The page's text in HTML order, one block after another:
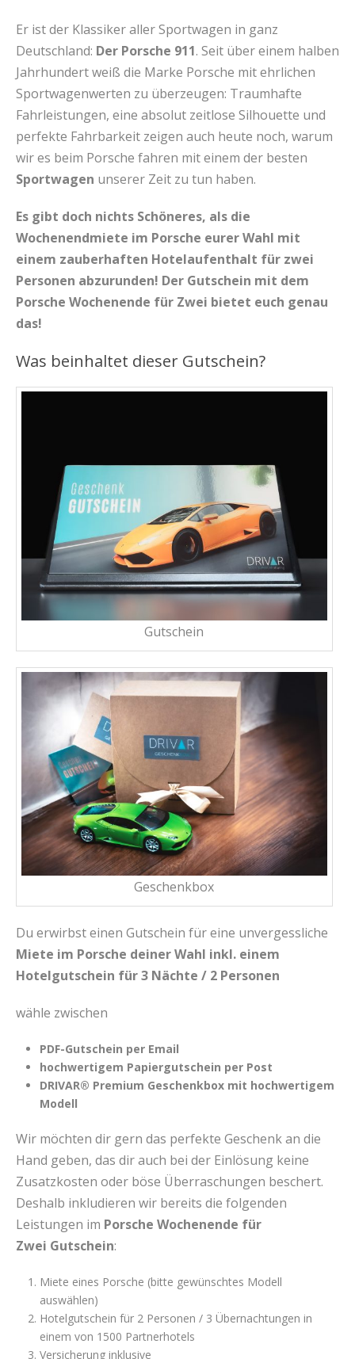
Er ist der Klassiker aller Sportwagen in ganz
Deutschland: Der Porsche 911. Seit über einem halben
Jahrhundert weiß die Marke Porsche mit ehrlichen
Sportwagenwerten zu überzeugen: Traumhafte
Fahrleistungen, eine absolut zeitlose Silhouette und
perfekte Fahrbarkeit zeigen auch heute noch, warum
wir es beim Porsche fahren mit einem der besten
Sportwagen unserer Zeit zu tun haben.
Es gibt doch nichts Schöneres, als die
Wochenendmiete im Porsche eurer Wahl mit
einem zauberhaften Hotelaufenthalt für zwei
Personen abzurunden! Der Gutschein mit dem
Porsche Wochenende für Zwei bietet euch genau
das!
Was beinhaltet dieser Gutschein?
Gutschein
Geschenkbox
Du erwirbst einen Gutschein für eine unvergessliche
Miete im Porsche deiner Wahl inkl. einem
Hotelgutschein für 3 Nächte / 2 Personen
wähle zwischen
PDF-Gutschein per Email
hochwertigem Papiergutschein per Post
DRIVAR® Premium Geschenkbox mit hochwertigem
Modell
Wir möchten dir gern das perfekte Geschenk an die
Hand geben, das dir auch bei der Einlösung keine
Zusatzkosten oder böse Überraschungen beschert.
Deshalb inkludieren wir bereits die folgenden
Leistungen im Porsche Wochenende für
Zwei Gutschein:
Miete eines Porsche (bitte gewünschtes Modell
auswählen)
Hotelgutschein für 2 Personen / 3 Übernachtungen in
einem von 1500 Partnerhotels
Versicherung inklusive